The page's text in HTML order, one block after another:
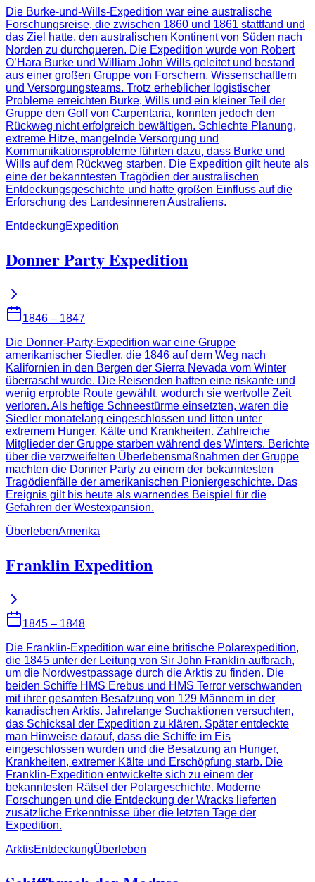
Die Burke-und-Wills-Expedition war eine australische
Forschungsreise, die zwischen 1860 und 1861 stattfand und
das Ziel hatte, den australischen Kontinent von Süden nach
Norden zu durchqueren. Die Expedition wurde von Robert
O’Hara Burke und William John Wills geleitet und bestand
aus einer großen Gruppe von Forschern, Wissenschaftlern
und Versorgungsteams. Trotz erheblicher logistischer
Probleme erreichten Burke, Wills und ein kleiner Teil der
Gruppe den Golf von Carpentaria, konnten jedoch den
Rückweg nicht erfolgreich bewältigen. Schlechte Planung,
extreme Hitze, mangelnde Versorgung und
Kommunikationsprobleme führten dazu, dass Burke und
Wills auf dem Rückweg starben. Die Expedition gilt heute als
eine der bekanntesten Tragödien der australischen
Entdeckungsgeschichte und hatte großen Einfluss auf die
Erforschung des Landesinneren Australiens.
EntdeckungExpedition
Donner Party Expedition
1846 – 1847
Die Donner-Party-Expedition war eine Gruppe
amerikanischer Siedler, die 1846 auf dem Weg nach
Kalifornien in den Bergen der Sierra Nevada vom Winter
überrascht wurde. Die Reisenden hatten eine riskante und
wenig erprobte Route gewählt, wodurch sie wertvolle Zeit
verloren. Als heftige Schneestürme einsetzten, waren die
Siedler monatelang eingeschlossen und litten unter
extremem Hunger, Kälte und Krankheiten. Zahlreiche
Mitglieder der Gruppe starben während des Winters. Berichte
über die verzweifelten Überlebensmaßnahmen der Gruppe
machten die Donner Party zu einem der bekanntesten
Tragödienfälle der amerikanischen Pioniergeschichte. Das
Ereignis gilt bis heute als warnendes Beispiel für die
Gefahren der Westexpansion.
ÜberlebenAmerika
Franklin Expedition
1845 – 1848
Die Franklin-Expedition war eine britische Polarexpedition,
die 1845 unter der Leitung von Sir John Franklin aufbrach,
um die Nordwestpassage durch die Arktis zu finden. Die
beiden Schiffe HMS Erebus und HMS Terror verschwanden
mit ihrer gesamten Besatzung von 129 Männern in der
kanadischen Arktis. Jahrelange Suchaktionen versuchten,
das Schicksal der Expedition zu klären. Später entdeckte
man Hinweise darauf, dass die Schiffe im Eis
eingeschlossen wurden und die Besatzung an Hunger,
Krankheiten, extremer Kälte und Erschöpfung starb. Die
Franklin-Expedition entwickelte sich zu einem der
bekanntesten Rätsel der Polargeschichte. Moderne
Forschungen und die Entdeckung der Wracks lieferten
zusätzliche Erkenntnisse über die letzten Tage der
Expedition.
ArktisEntdeckungÜberleben